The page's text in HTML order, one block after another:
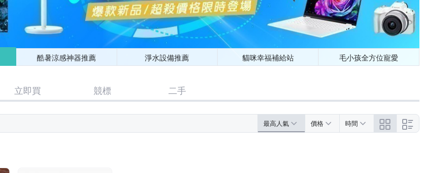
酷暑涼感神器推薦 淨水設備推薦 貓咪幸福補給站 毛小孩全方位寵愛
立即買 競標 二手
最高人氣 價格 時間